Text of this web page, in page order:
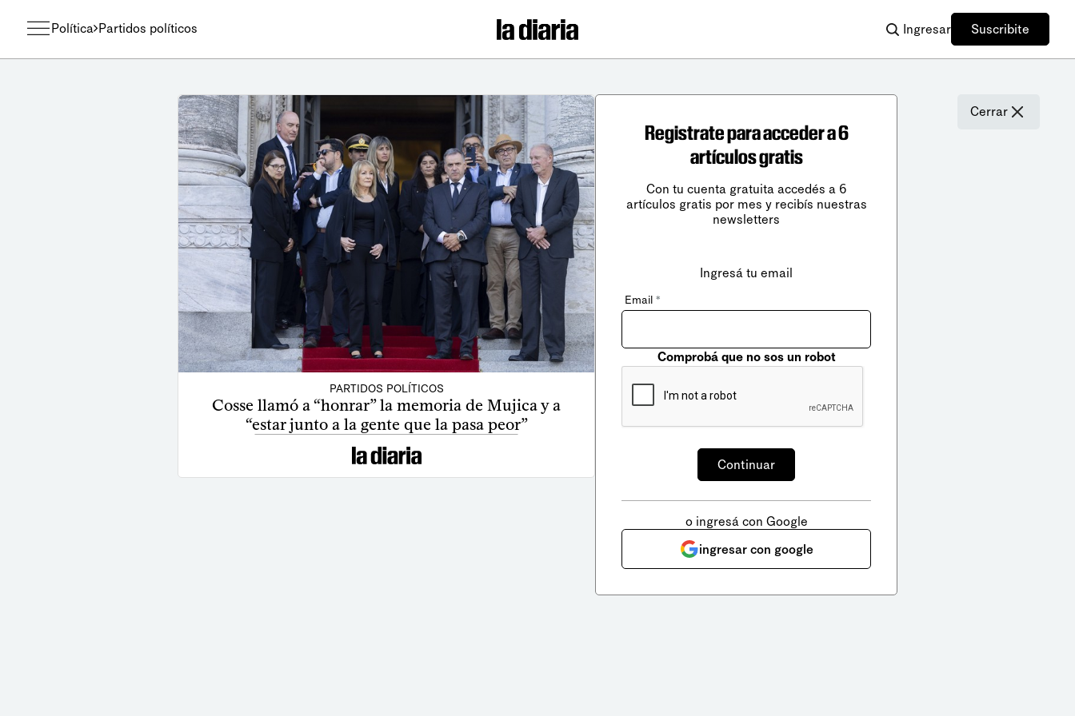
Política Partidos políticos Ingresar Suscribite
PARTIDOS POLÍTICOS
Cosse llamó a “honrar” la memoria de Mujica y a
“estar junto a la gente que la pasa peor”
Cerrar
Registrate para acceder a 6
artículos gratis
Con tu cuenta gratuita accedés a 6
artículos gratis por mes y recibís nuestras
newsletters
Ingresá tu email
Email *
Comprobá que no sos un robot
o ingresá con Google
ingresar con google